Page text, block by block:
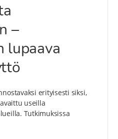
–
lupaava
erityisesti siksi,
useilla
Tutkimuksissa